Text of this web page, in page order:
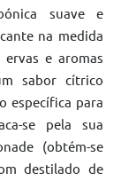
suave e
na medida
e aromas
sabor cítrico
específica para
se pela sua
(obtém-se
destilado de